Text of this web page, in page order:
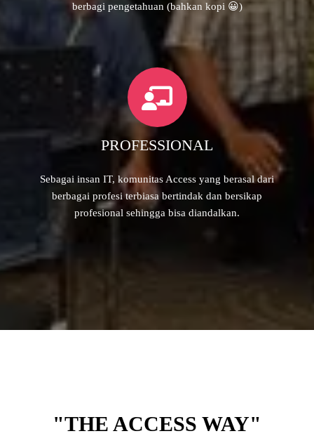
berbagi pengetahuan (bahkan kopi 😀)
PROFESSIONAL
Sebagai insan IT, komunitas Access yang berasal dari
berbagai profesi terbiasa bertindak dan bersikap
profesional sehingga bisa diandalkan.
"THE ACCESS WAY"